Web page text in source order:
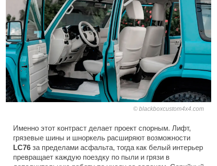
blackboxcustom4x4.com
Именно этот контраст делает проект спорным. Лифт,
грязевые шины и шноркель расширяют возможности
LC76 за пределами асфальта, тогда как белый интерьер
превращает каждую поездку по пыли и грязи в